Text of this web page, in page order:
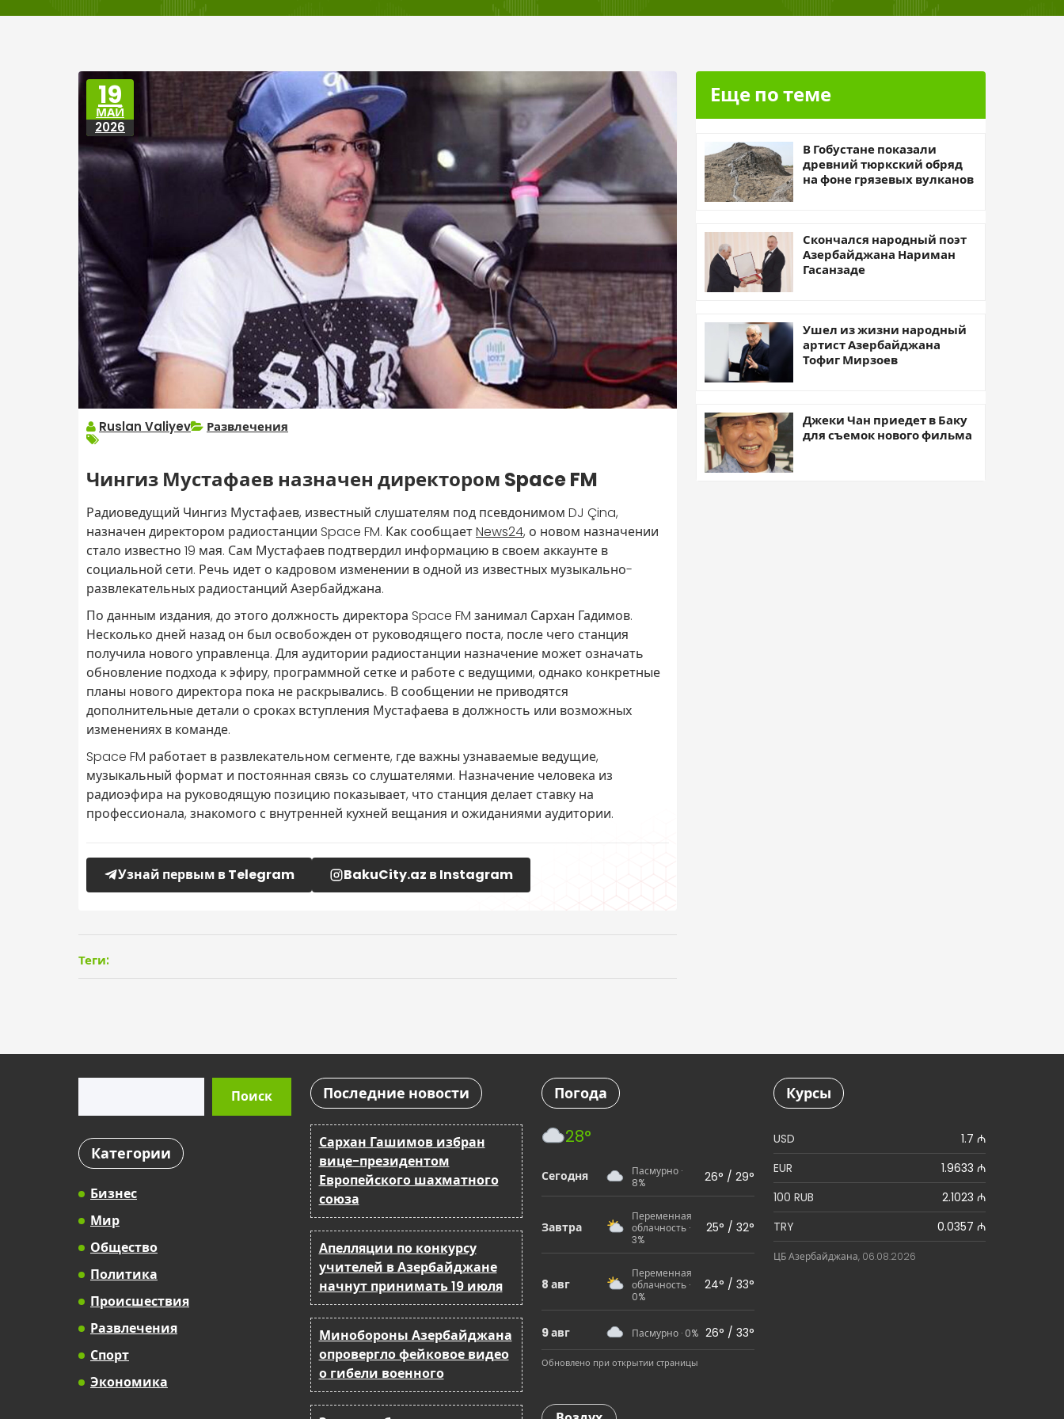
19
МАЙ
2026
Ruslan Valiyev Развлечения
Чингиз Мустафаев назначен директором Space FM
Радиоведущий Чингиз Мустафаев, известный слушателям под псевдонимом DJ Çina,
назначен директором радиостанции Space FM. Как сообщаетNews24, о новом назначении
стало известно 19 мая. Сам Мустафаев подтвердил информацию в своем аккаунте в
социальной сети. Речь идет о кадровом изменении в одной из известных музыкально-
развлекательных радиостанций Азербайджана.
По данным издания, до этого должность директора Space FM занимал Сархан Гадимов.
Несколько дней назад он был освобожден от руководящего поста, после чего станция
получила нового управленца. Для аудитории радиостанции назначение может означать
обновление подхода к эфиру, программной сетке и работе с ведущими, однако конкретные
планы нового директора пока не раскрывались. В сообщении не приводятся
дополнительные детали о сроках вступления Мустафаева в должность или возможных
изменениях в команде.
Space FM работает в развлекательном сегменте, где важны узнаваемые ведущие,
музыкальный формат и постоянная связь со слушателями. Назначение человека из
радиоэфира на руководящую позицию показывает, что станция делает ставку на
профессионала, знакомого с внутренней кухней вещания и ожиданиями аудитории.
Узнай первым в Telegram BakuCity.az в Instagram
Теги:
Еще по теме
В Гобустане показали
древний тюркский обряд
на фоне грязевых вулканов
Скончался народный поэт
Азербайджана Нариман
Гасанзаде
Ушел из жизни народный
артист Азербайджана
Тофиг Мирзоев
Джеки Чан приедет в Баку
для съемок нового фильма
Поиск
Категории
Бизнес
Мир
Общество
Политика
Происшествия
Развлечения
Спорт
Экономика
Последние новости
Сархан Гашимов избран
вице-президентом
Европейского шахматного
союза
Апелляции по конкурсу
учителей в Азербайджане
начнут принимать 19 июля
Минобороны Азербайджана
опровергло фейковое видео
о гибели военного
Погода
28°
Сегодня
Пасмурно ·
8%
26° / 29°
Завтра
Переменная
облачность ·
3%
25° / 32°
8 авг
Переменная
облачность ·
0%
24° / 33°
9 авг Пасмурно · 0% 26° / 33°
Обновлено при открытии страницы
Курсы
USD
1.7 ₼
EUR
1.9633 ₼
100 RUB
2.1023 ₼
TRY
0.0357 ₼
ЦБ Азербайджана, 06.08.2026